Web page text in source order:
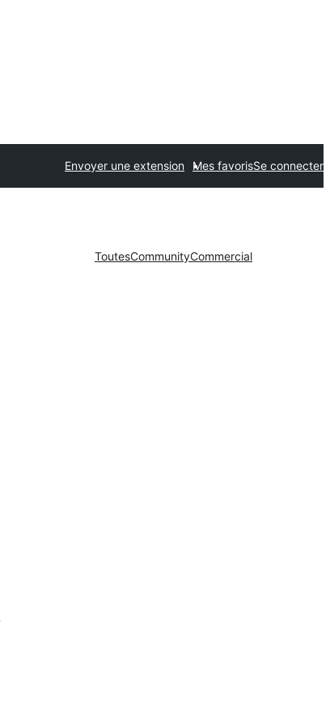
Envoyer une extension Mes favorisSe connecter
ToutesCommunityCommercial